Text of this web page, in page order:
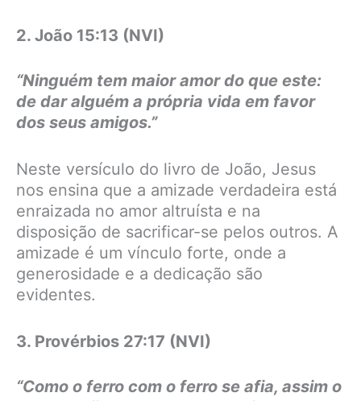
2. João 15:13 (NVI)
“Ninguém tem maior amor do que este:
de dar alguém a própria vida em favor
dos seus amigos.”
Neste versículo do livro de João, Jesus
nos ensina que a amizade verdadeira está
enraizada no amor altruísta e na
disposição de sacrificar-se pelos outros. A
amizade é um vínculo forte, onde a
generosidade e a dedicação são
evidentes.
3. Provérbios 27:17 (NVI)
“Como o ferro com o ferro se afia, assim o